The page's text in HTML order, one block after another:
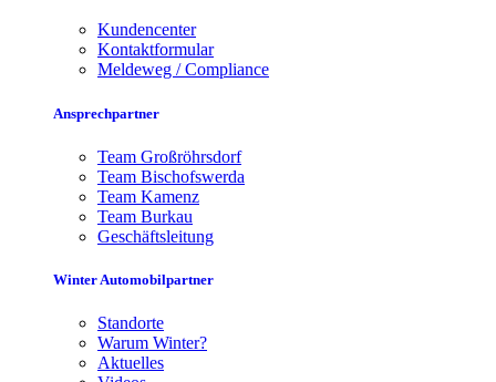
Kundencenter
Kontaktformular
Meldeweg / Compliance
Ansprechpartner
Team Großröhrsdorf
Team Bischofswerda
Team Kamenz
Team Burkau
Geschäftsleitung
Winter Automobilpartner
Standorte
Warum Winter?
Aktuelles